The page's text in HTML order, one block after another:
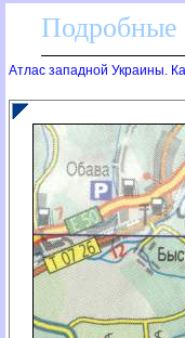
Подробные
Атлас западной Украины.